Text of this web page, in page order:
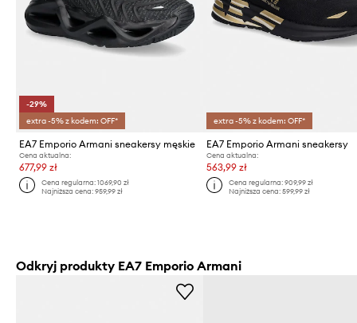
-29%
extra -5% z kodem: OFF*
EA7 Emporio Armani sneakersy męskie
Cena aktualna:
677,99 zł
Cena regularna:1069,90 zł
Najniższa cena:959,99 zł
extra -5% z kodem: OFF*
EA7 Emporio Armani sneakersy
Cena aktualna:
563,99 zł
Cena regularna: 909,99 zł
Najniższa cena: 599,99 zł
Odkryj produkty EA7 Emporio Armani